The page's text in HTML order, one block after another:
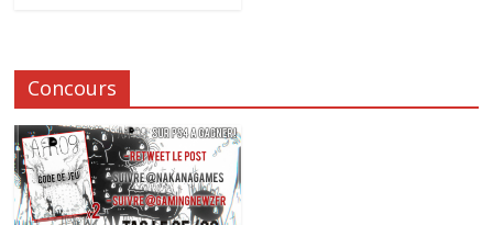
Concours